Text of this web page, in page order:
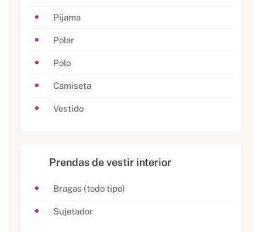
Pijama
Polar
Polo
Camiseta
Vestido
Prendas de vestir interior
Bragas (todo tipo)
Sujetador